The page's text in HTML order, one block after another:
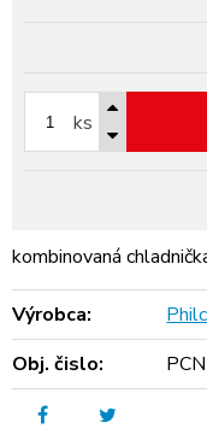
ks
kombinovaná
Výrobca:
Obj. čislo: